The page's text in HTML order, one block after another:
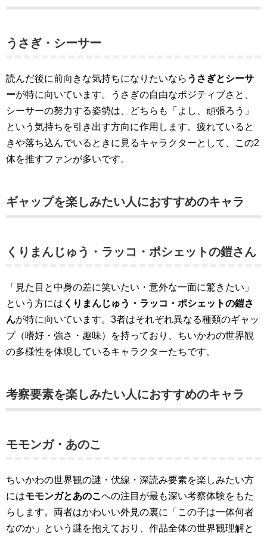
うさぎ・シーサー
読んだ後に前向きな気持ちになりたいなら うさぎとシーサ
ーが特に向いています。うさぎの自由なポジティブさと、
シーサーの努力する姿勢は、どちらも「よし、頑張ろう」
という気持ちを引き出す方向に作用します。疲れていると
きや落ち込んでいるときに見るキャラクターとして、この2
体を推すファンが多いです。
ギャップを楽しみたい人におすすめのキャラ
くりまんじゅう・ラッコ・ポシェットの鎧さん
「見た目と中身の差に笑いたい・意外な一面に驚きたい」
という方には くりまんじゅう・ラッコ・ポシェットの鎧さ
んが特に向いています。3者はそれぞれ異なる種類のギャッ
プ（嗜好・強さ・趣味）を持っており、ちいかわの世界観
の多様性を体現しているキャラクターたちです。
考察要素を楽しみたい人におすすめのキャラ
モモンガ・あのこ
ちいかわの世界観の謎・伏線・深読み要素を楽しみたい方
にはモモンガとあのこ への注目が最も深い考察体験をもた
らします。両者はかわいい外見の裏に「この子は一体何者
なのか」という謎を抱えており、作品全体の世界観理解と